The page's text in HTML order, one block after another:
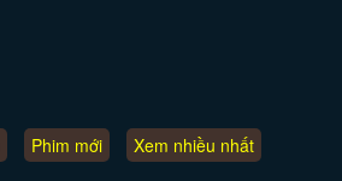
Phim mới Xem nhiều nhất